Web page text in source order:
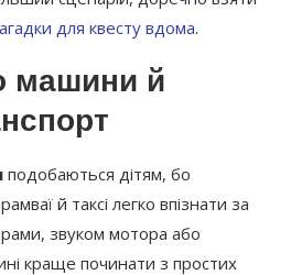
для квесту вдома.
машини й
подобаються дітям, бо
й таксі легко впізнати за
звуком мотора або
краще починати з простих